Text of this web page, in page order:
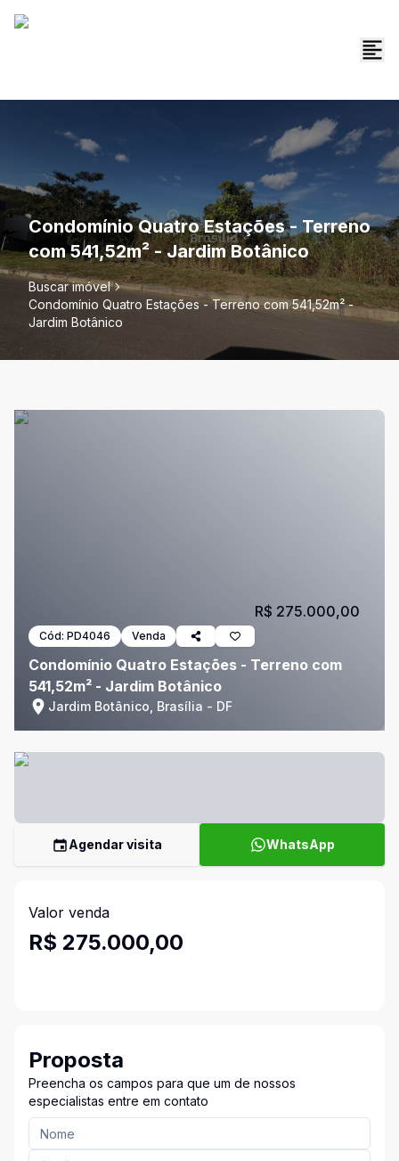
Condomínio Quatro Estações - Terreno
com 541,52m² - Jardim Botânico
Buscar imóvel
Condomínio Quatro Estações - Terreno com 541,52m² -
Jardim Botânico
Cód: PD4046 Venda
Condomínio Quatro Estações - Terreno com
541,52m² - Jardim Botânico
Jardim Botânico, Brasília - DF
R$ 275.000,00
Agendar visita WhatsApp
Valor venda
R$ 275.000,00
Proposta
Preencha os campos para que um de nossos
especialistas entre em contato